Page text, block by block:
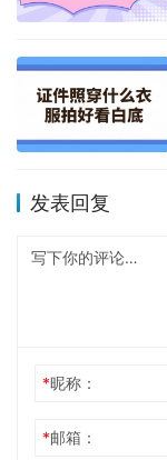
发表回复
*昵称：
*邮箱：